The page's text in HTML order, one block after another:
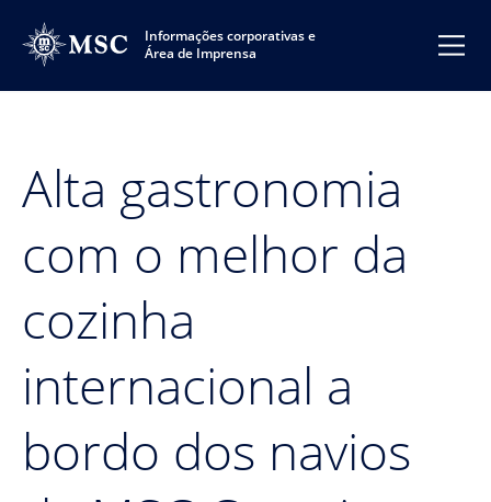
Informações corporativas e
Área de Imprensa
Alta gastronomia
com o melhor da
cozinha
internacional a
bordo dos navios